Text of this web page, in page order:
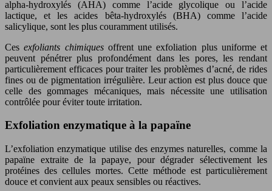
alpha-hydroxylés (AHA) comme l’acide glycolique ou l’acide
lactique, et les acides bêta-hydroxylés (BHA) comme l’acide
salicylique, sont les plus couramment utilisés.
Cesexfoliants chimiques offrent une exfoliation plus uniforme et
peuvent pénétrer plus profondément dans les pores, les rendant
particulièrement efficaces pour traiter les problèmes d’acné, de rides
fines ou de pigmentation irrégulière. Leur action est plus douce que
celle des gommages mécaniques, mais nécessite une utilisation
contrôlée pour éviter toute irritation.
Exfoliation enzymatique à la papaïne
L’exfoliation enzymatique utilise des enzymes naturelles, comme la
papaïne extraite de la papaye, pour dégrader sélectivement les
protéines des cellules mortes. Cette méthode est particulièrement
douce et convient aux peaux sensibles ou réactives.